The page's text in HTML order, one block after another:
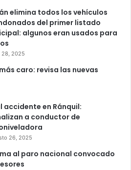
elimina todos los vehículos
del primer listado
algunos eran usados para
28, 2025
caro: revisa las nuevas
accidente en Ránquil:
a conductor de
26, 2025
al paro nacional convocado